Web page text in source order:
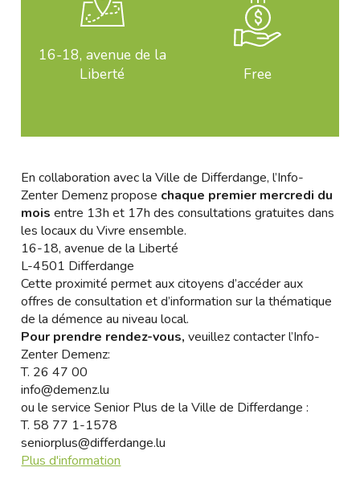
16-18, avenue de la
Liberté
Free
En collaboration avec la Ville de Differdange, l’Info-
Zenter Demenz propose chaque premier mercredi du
mois entre 13h et 17h des consultations gratuites dans
les locaux du Vivre ensemble.
16-18, avenue de la Liberté
L-4501 Differdange
Cette proximité permet aux citoyens d’accéder aux
offres de consultation et d’information sur la thématique
de la démence au niveau local.
Pour prendre rendez-vous, veuillez contacter l’Info-
Zenter Demenz:
T. 26 47 00
info@demenz.lu
ou le service Senior Plus de la Ville de Differdange :
T. 58 77 1-1578
seniorplus@differdange.lu
Plus d'information